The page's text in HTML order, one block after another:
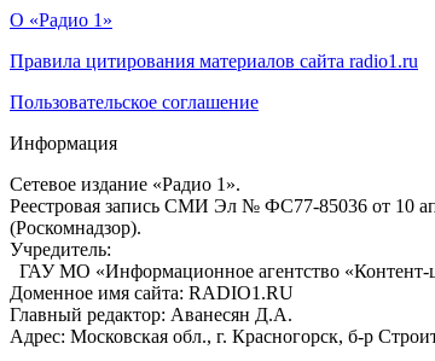
О «Радио 1»
Правила цитирования материалов сайта radio1.ru
Пользовательское соглашение
Информация
Сетевое издание «Радио 1».
Реестровая запись СМИ Эл № ФС77-85036 от 10
(Роскомнадзор).
Учредитель:
ГАУ МО «Информационное агентство «Контент-
Доменное имя сайта: RADIO1.RU
Главный редактор: Аванесян Д.А.
Адрес: Московская обл., г. Красногорск, б-р